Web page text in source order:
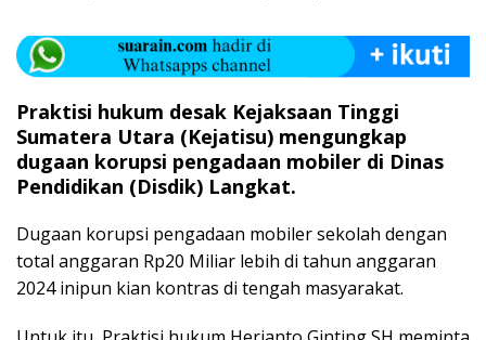
Praktisi hukum desak Kejaksaan Tinggi
Sumatera Utara (Kejatisu) mengungkap
dugaan korupsi pengadaan mobiler di Dinas
Pendidikan (Disdik) Langkat.
Dugaan korupsi pengadaan mobiler sekolah dengan
total anggaran Rp20 Miliar lebih di tahun anggaran
2024 inipun kian kontras di tengah masyarakat.